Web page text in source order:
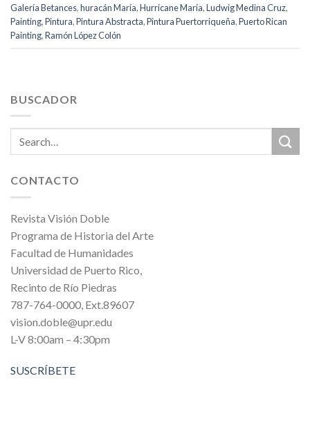
Galería Betances,huracán María,Hurricane María,Ludwig Medina Cruz,
Painting,Pintura,Pintura Abstracta,Pintura Puertorriqueña,Puerto Rican
Painting,Ramón López Colón
BUSCADOR
CONTACTO
Revista Visión Doble
Programa de Historia del Arte
Facultad de Humanidades
Universidad de Puerto Rico,
Recinto de Río Piedras
787-764-0000, Ext.89607
vision.doble@upr.edu
L-V 8:00am – 4:30pm
SUSCRÍBETE